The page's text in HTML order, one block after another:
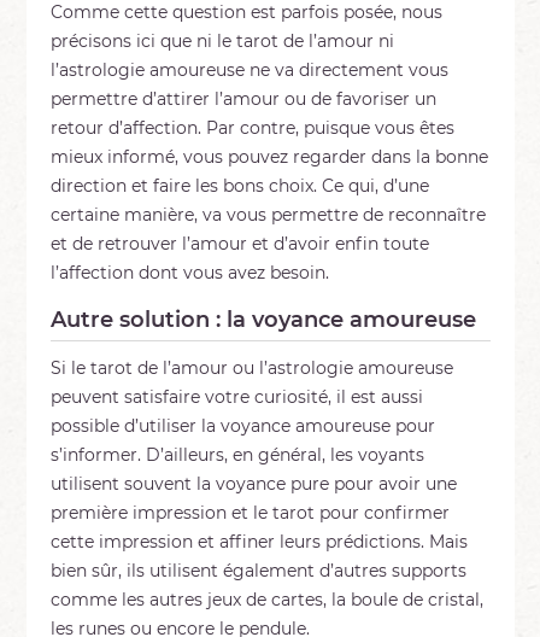
Comme cette question est parfois posée, nous
précisons ici que ni le tarot de l’amour ni
l’astrologie amoureuse ne va directement vous
permettre d’attirer l’amour ou de favoriser un
retour d’affection. Par contre, puisque vous êtes
mieux informé, vous pouvez regarder dans la bonne
direction et faire les bons choix. Ce qui, d’une
certaine manière, va vous permettre de reconnaître
et de retrouver l’amour et d’avoir enfin toute
l’affection dont vous avez besoin.
Autre solution : la voyance amoureuse
Si le tarot de l’amour ou l’astrologie amoureuse
peuvent satisfaire votre curiosité, il est aussi
possible d’utiliser la voyance amoureuse pour
s’informer. D’ailleurs, en général, les voyants
utilisent souvent la voyance pure pour avoir une
première impression et le tarot pour confirmer
cette impression et affiner leurs prédictions. Mais
bien sûr, ils utilisent également d’autres supports
comme les autres jeux de cartes, la boule de cristal,
les runes ou encore le pendule.